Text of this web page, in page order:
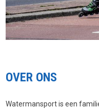
OVER ONS
Watermansport is een